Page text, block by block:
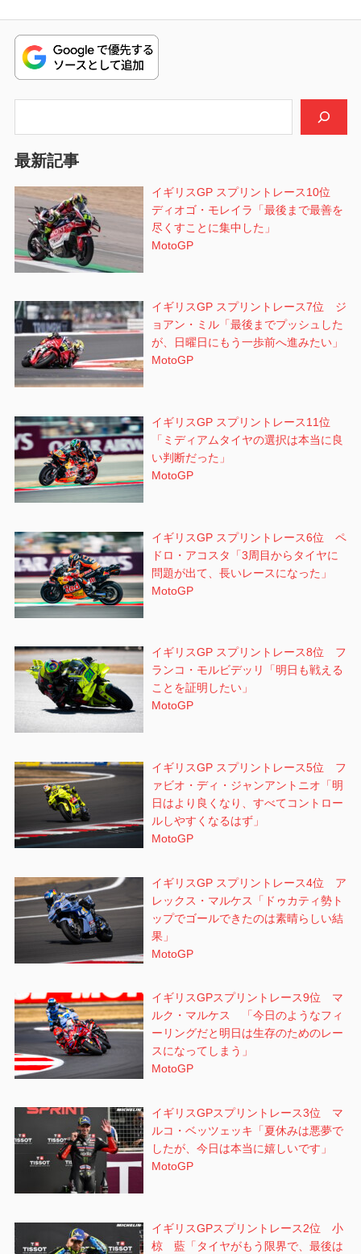
ビ
ゲ
ー
ン
稿:
最新記事
イギリスGP スプリントレース10位
ディオゴ・モレイラ「最後まで最善を
尽くすことに集中した」
MotoGP
イギリスGP スプリントレース7位 ジ
ョアン・ミル「最後までプッシュした
が、日曜日にもう一歩前へ進みたい」
MotoGP
イギリスGP スプリントレース11位
「ミディアムタイヤの選択は本当に良
い判断だった」
MotoGP
イギリスGP スプリントレース6位 ペ
ドロ・アコスタ「3周目からタイヤに
問題が出て、長いレースになった」
MotoGP
イギリスGP スプリントレース8位 フ
ランコ・モルビデッリ「明日も戦える
ことを証明したい」
MotoGP
イギリスGP スプリントレース5位 フ
ァビオ・ディ・ジャンアントニオ「明
日はより良くなり、すべてコントロー
ルしやすくなるはず」
MotoGP
イギリスGP スプリントレース4位 ア
レックス・マルケス「ドゥカティ勢ト
ップでゴールできたのは素晴らしい結
果」
MotoGP
イギリスGPスプリントレース9位 マ
ルク・マルケス 「今日のようなフィ
ーリングだと明日は生存のためのレー
スになってしまう」
MotoGP
イギリスGPスプリントレース3位 マ
ルコ・ベッツェッキ「夏休みは悪夢で
したが、今日は本当に嬉しいです」
MotoGP
イギリスGPスプリントレース2位 小
椋 藍「タイヤがもう限界で、最後は